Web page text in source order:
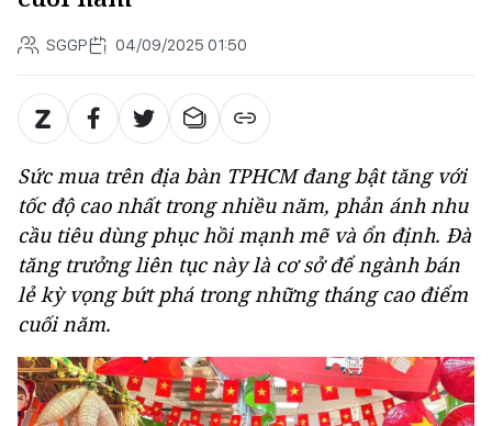
SGGP 04/09/2025 01:50
Sức mua trên địa bàn TPHCM đang bật tăng với
tốc độ cao nhất trong nhiều năm, phản ánh nhu
cầu tiêu dùng phục hồi mạnh mẽ và ổn định. Đà
tăng trưởng liên tục này là cơ sở để ngành bán
lẻ kỳ vọng bứt phá trong những tháng cao điểm
cuối năm.